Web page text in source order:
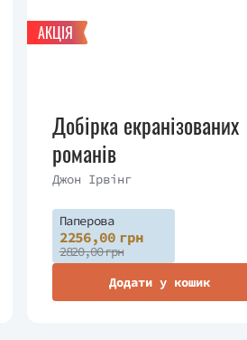
АКЦІЯ
Добірка екранізованих
романів
Джон Ірвінг
Паперова
2256,00 грн
2820,00 грн
Додати у кошик